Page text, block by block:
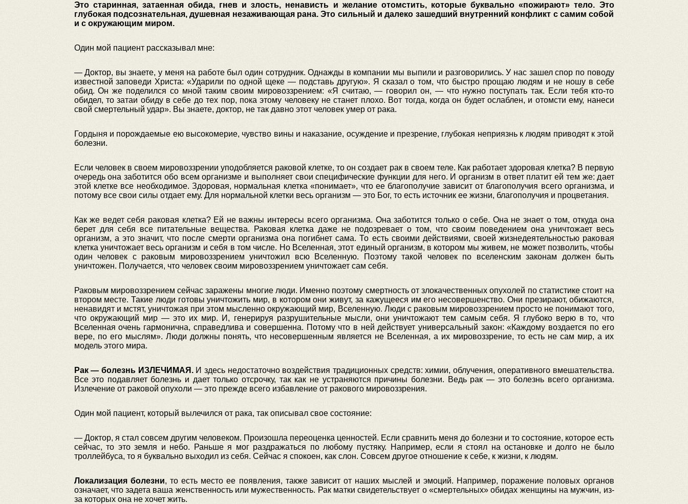
Это старинная, затаенная обида, гнев и злость, ненависть и желание отомстить, которые буквально «пожирают» тело. Это
глубокая подсознательная, душевная незаживающая рана. Это сильный и далеко зашедший внутренний конфликт с самим собой
и с окружающим миром.
Один мой пациент рассказывал мне:
— Доктор, вы знаете, у меня на работе был один сотрудник. Однажды в компании мы выпили и разговорились. У нас зашел спор по поводу
известной заповеди Христа: «Ударили по одной щеке — подставь другую». Я сказал о том, что быстро прощаю людям и не ношу в себе
обид. Он же поделился со мной таким своим мировоззрением: «Я считаю, — говорил он, — что нужно поступать так. Если тебя кто-то
обидел, то затаи обиду в себе до тех пор, пока этому человеку не станет плохо. Вот тогда, когда он будет ослаблен, и отомсти ему, нанеси
свой смертельный удар». Вы знаете, доктор, не так давно этот человек умер от рака.
Гордыня и порождаемые ею высокомерие, чувство вины и наказание, осуждение и презрение, глубокая неприязнь к людям приводят к этой
болезни.
Если человек в своем мировоззрении уподобляется раковой клетке, то он создает рак в своем теле. Как работает здоровая клетка? В первую
очередь она заботится обо всем организме и выполняет свои специфические функции для него. И организм в ответ платит ей тем же: дает
этой клетке все необходимое. Здоровая, нормальная клетка «понимает», что ее благополучие зависит от благополучия всего организма, и
потому все свои силы отдает ему. Для нормальной клетки весь организм — это Бог, то есть источник ее жизни, благополучия и процветания.
Как же ведет себя раковая клетка? Ей не важны интересы всего организма. Она заботится только о себе. Она не знает о том, откуда она
берет для себя все питательные вещества. Раковая клетка даже не подозревает о том, что своим поведением она уничтожает весь
организм, а это значит, что после смерти организма она погибнет сама. То есть своими действиями, своей жизнедеятельностью раковая
клетка уничтожает весь организм и себя в том числе. Но Вселенная, этот единый организм, в котором мы живем, не может позволить, чтобы
один человек с раковым мировоззрением уничтожил всю Вселенную. Поэтому такой человек по вселенским законам должен быть
уничтожен. Получается, что человек своим мировоззрением уничтожает сам себя.
Раковым мировоззрением сейчас заражены многие люди. Именно поэтому смертность от злокачественных опухолей по статистике стоит на
втором месте. Такие люди готовы уничтожить мир, в котором они живут, за кажущееся им его несовершенство. Они презирают, обижаются,
ненавидят и мстят, уничтожая при этом мысленно окружающий мир, Вселенную. Люди с раковым мировоззрением просто не понимают того,
что окружающий мир — это их мир. И, генерируя разрушительные мысли, они уничтожают тем самым себя. Я глубоко верю в то, что
Вселенная очень гармонична, справедлива и совершенна. Потому что в ней действует универсальный закон: «Каждому воздается по его
вере, по его мыслям». Люди должны понять, что несовершенным является не Вселенная, а их мировоззрение, то есть не сам мир, а их
модель этого мира.
Рак — болезнь ИЗЛЕЧИМАЯ.И здесь недостаточно воздействия традиционных средств: химии, облучения, оперативного вмешательства.
Все это подавляет болезнь и дает только отсрочку, так как не устраняются причины болезни. Ведь рак — это болезнь всего организма.
Излечение от раковой опухоли — это прежде всего избавление от ракового мировоззрения.
Один мой пациент, который вылечился от рака, так описывал свое состояние:
— Доктор, я стал совсем другим человеком. Произошла переоценка ценностей. Если сравнить меня до болезни и то состояние, которое есть
сейчас, то это земля и небо. Раньше я мог раздражаться по любому пустяку. Например, если я стоял на остановке и долго не было
троллейбуса, то я буквально выходил из себя. Сейчас я спокоен, как слон. Совсем другое отношение к себе, к жизни, к людям.
Локализация болезни, то есть место ее появления, также зависит от наших мыслей и эмоций. Например, поражение половых органов
означает, что задета ваша женственность или мужественность. Рак матки свидетельствует о «смертельных» обидах женщины на мужчин, из-
за которых она не хочет жить.